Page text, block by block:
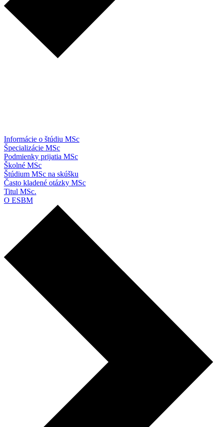
Informácie o štúdiu MSc
Špecializácie MSc
Podmienky prijatia MSc
Školné MSc
Štúdium MSc na skúšku
Často kladené otázky MSc
Titul MSc.
O ESBM